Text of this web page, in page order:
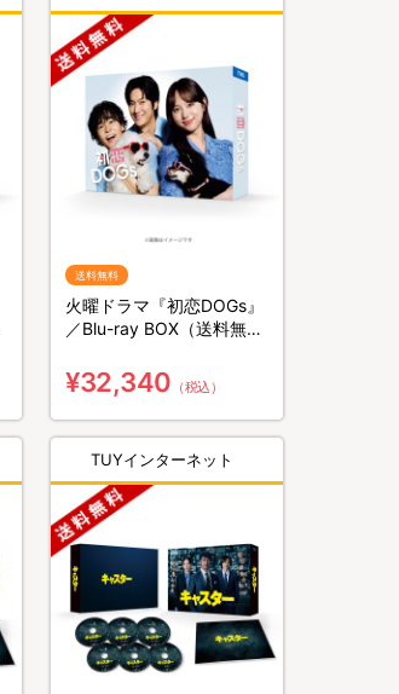
送料無料
火曜ドラマ『初恋DOGs』
／Blu-ray BOX（送料無
¥32,340 （税込）
TUYインターネット